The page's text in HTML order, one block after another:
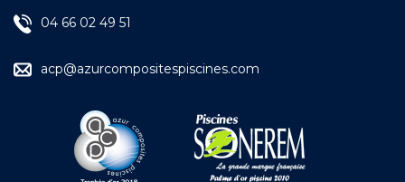
04 66 02 49 51
acp@azurcompositespiscines.com